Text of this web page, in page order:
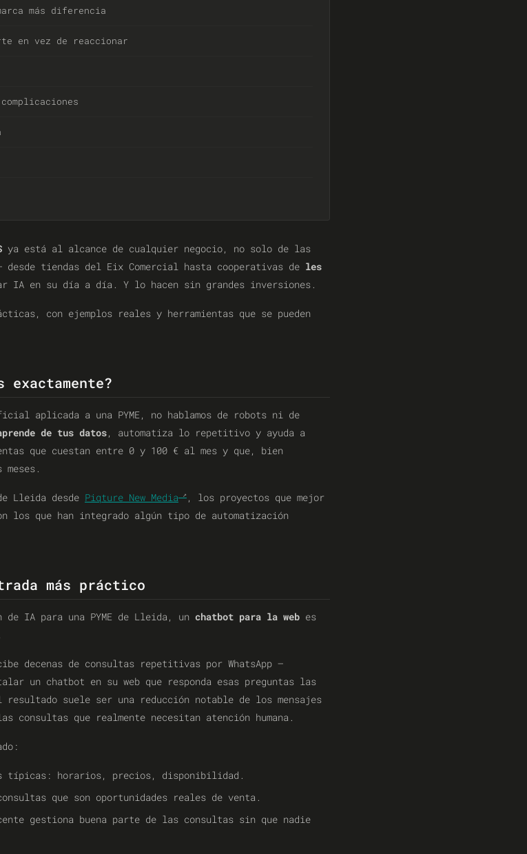
más diferencia
en vez de reaccionar
ya está al alcance de cualquier negocio, no solo de las
desde tiendas del Eix Comercial hasta cooperativas de les
IA en su día a día. Y lo hacen sin grandes inversiones.
con ejemplos reales y herramientas que se pueden
exactamente?
aplicada a una PYME, no hablamos de robots ni de
de tus datos, automatiza lo repetitivo y ayuda a
que cuestan entre 0 y 100 € al mes y que, bien
Lleida desde Piqture New Media
, los proyectos que mejor
los que han integrado algún tipo de automatización
más práctico
IA para una PYME de Lleida, un chatbot para la web es
decenas de consultas repetitivas por WhatsApp —
un chatbot en su web que responda esas preguntas las
suele ser una reducción notable de los mensajes
que realmente necesitan atención humana.
típicas: horarios, precios, disponibilidad.
que son oportunidades reales de venta.
gestiona buena parte de las consultas sin que nadie